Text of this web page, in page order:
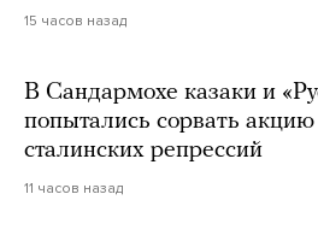
15 часов назад
В Сандармохе казаки и
попытались сорвать
сталинских репрессий
11 часов назад